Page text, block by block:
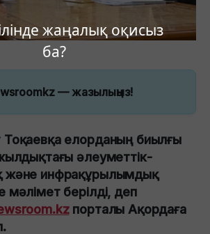
жаңалық оқисыз
ба?
— жазылыңыз!
елорданың биылғы
әлеуметтік-
және инфрақұрылымдық
мәлімет берілді, деп
порталы Ақордаға